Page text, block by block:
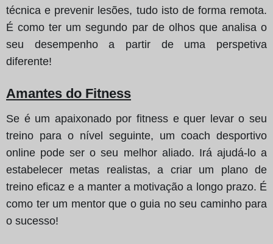
técnica e prevenir lesões, tudo isto de forma remota.
É como ter um segundo par de olhos que analisa o
seu desempenho a partir de uma perspetiva
diferente!
Amantes do Fitness
Se é um apaixonado por fitness e quer levar o seu
treino para o nível seguinte, um coach desportivo
online pode ser o seu melhor aliado. Irá ajudá-lo a
estabelecer metas realistas, a criar um plano de
treino eficaz e a manter a motivação a longo prazo. É
como ter um mentor que o guia no seu caminho para
o sucesso!